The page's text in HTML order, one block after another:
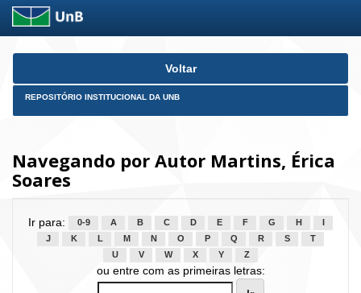
Skip
Voltar
REPOSITÓRIO INSTITUCIONAL DA UNB
Navegando por Autor Martins, Érica
Soares
Ir para: 0-9 A B C D E F G H
J
K L M N O P Q R S
T
U
V W X Y Z
ou entre com as primeiras letras: